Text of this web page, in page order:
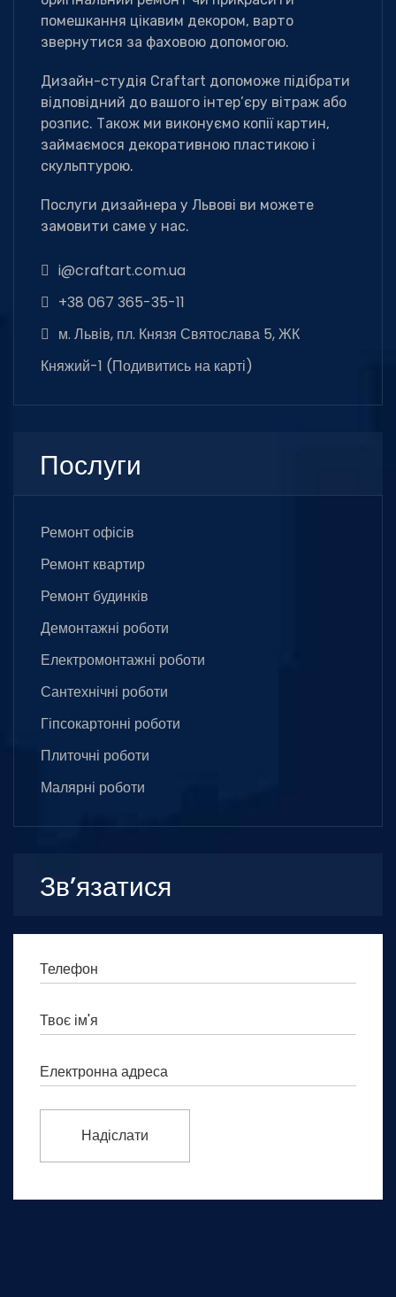
помешкання цікавим декором, варто
звернутися за фаховою допомогою.
Дизайн-студія Сraftart допоможе підібрати
відповідний до вашого інтер’єру вітраж або
розпис. Також ми виконуємо копії картин,
займаємося декоративною пластикою і
скульптурою.
Послуги дизайнера у Львові ви можете
замовити саме у нас.
i@craftart.com.ua
+38 067 365-35-11
м. Львів, пл. Князя Святослава 5, ЖК
Княжий-1 (Подивитись на карті)
Послуги
Ремонт офісів
Ремонт квартир
Ремонт будинків
Демонтажні роботи
Електромонтажні роботи
Сантехнічні роботи
Гіпсокартонні роботи
Плиточні роботи
Малярні роботи
Зв’язатися